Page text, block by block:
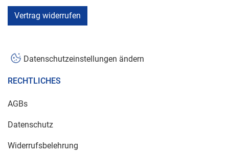
Vertrag widerrufen
Datenschutzeinstellungen ändern
RECHTLICHES
AGBs
Datenschutz
Widerrufsbelehrung